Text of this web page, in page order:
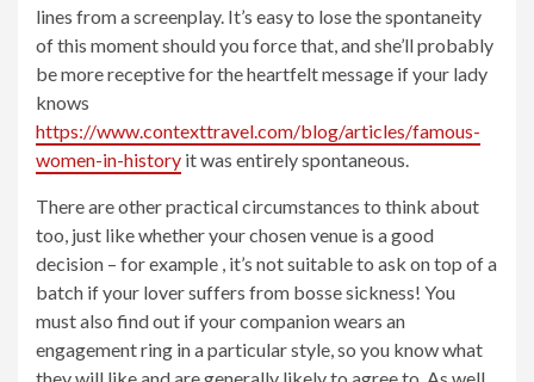
lines from a screenplay. It’s easy to lose the spontaneity
of this moment should you force that, and she’ll probably
be more receptive for the heartfelt message if your lady
knows
https://www.contexttravel.com/blog/articles/famous-
women-in-history it was entirely spontaneous.
There are other practical circumstances to think about
too, just like whether your chosen venue is a good
decision – for example , it’s not suitable to ask on top of a
batch if your lover suffers from bosse sickness! You
must also find out if your companion wears an
engagement ring in a particular style, so you know what
they will like and are generally likely to agree to. As well,